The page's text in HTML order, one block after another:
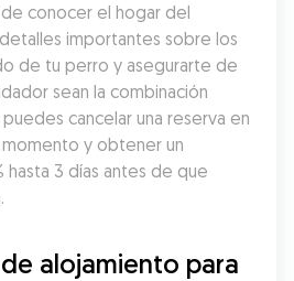
conocer el hogar del
importantes sobre los
de tu perro y asegurarte de
sean la combinación
cancelar una reserva en
y obtener un
hasta 3 días antes de que
alojamiento para